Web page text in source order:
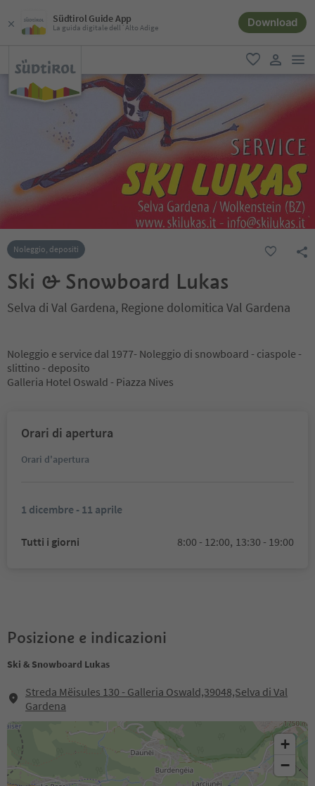
Südtirol Guide App
La guida digitale dell´Alto Adige Download
favoriti
user link
Noleggio, depositi
Ski & Snowboard Lukas
Selva di Val Gardena, Regione dolomitica Val Gardena
Noleggio e service dal 1977- Noleggio di snowboard - ciaspole -
slittino - deposito
Galleria Hotel Oswald - Piazza Nives
Orari di apertura
Orari d'apertura
1 dicembre - 11 aprile
Tutti i giorni 8:00 - 12:00, 13:30 - 19:00
Posizione e indicazioni
Ski & Snowboard Lukas
Streda Mëisules 130 - Galleria Oswald,39048,Selva di Val
Gardena
+
−